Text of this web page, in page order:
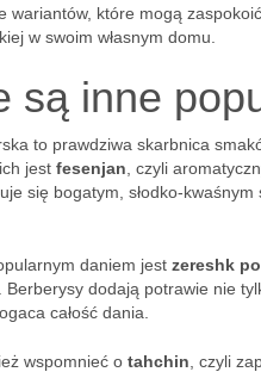
wariantów, które mogą
w swoim własnym domu.
są inne
to prawdziwa skarbnica
jest fesenjan , czyli
się bogatym, słodko-
daniem jest zereshk
Berberysy dodają potrawie nie
całość dania.
wspomnieć o tahchin , czyli